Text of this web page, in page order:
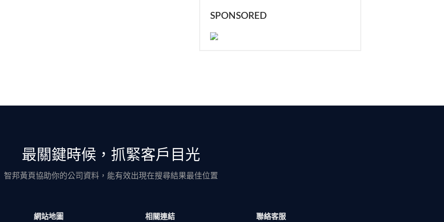
SPONSORED
最關鍵時候，抓緊客戶目光
智邦黃頁協助你的公司資料，能有效出現在搜尋結果最佳位置
網站地圖 相關連結 聯絡客服